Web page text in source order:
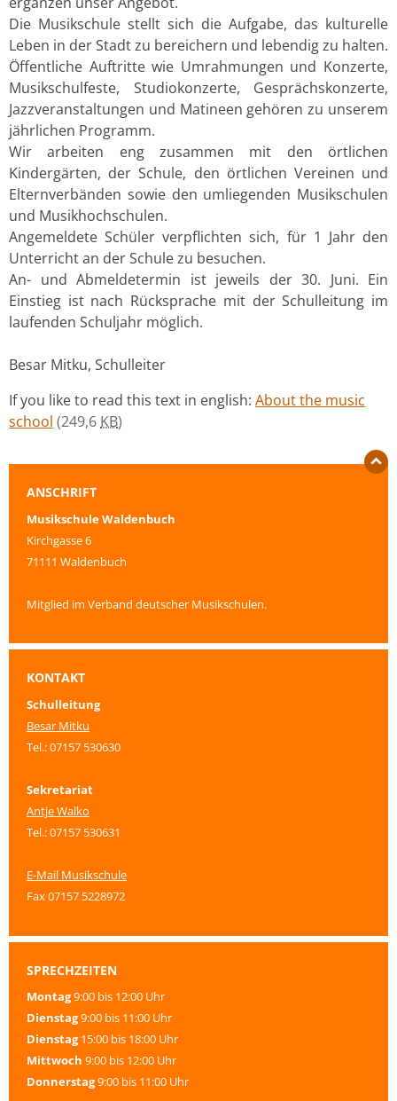
Die Musikschule stellt sich die Aufgabe, das kulturelle
Leben in der Stadt zu bereichern und lebendig zu halten.
Öffentliche Auftritte wie Umrahmungen und Konzerte,
Musikschulfeste, Studiokonzerte, Gesprächskonzerte,
Jazzveranstaltungen und Matineen gehören zu unserem
jährlichen Programm.
Wir arbeiten eng zusammen mit den örtlichen
Kindergärten, der Schule, den örtlichen Vereinen und
Elternverbänden sowie den umliegenden Musikschulen
und Musikhochschulen.
Angemeldete Schüler verpflichten sich, für 1 Jahr den
Unterricht an der Schule zu besuchen.
An- und Abmeldetermin ist jeweils der 30. Juni. Ein
Einstieg ist nach Rücksprache mit der Schulleitung im
laufenden Schuljahr möglich.
Besar Mitku, Schulleiter
If you like to read this text in english: About the music
school (249,6 KB)
ANSCHRIFT
Musikschule Waldenbuch
Kirchgasse 6
71111 Waldenbuch
Mitglied im Verband deutscher Musikschulen.
KONTAKT
Schulleitung
Besar Mitku
Tel.: 07157 530630
Sekretariat
Antje Walko
Tel.: 07157 530631
E-Mail Musikschule
Fax 07157 5228972
SPRECHZEITEN
Montag9:00 bis 12:00 Uhr
Dienstag9:00 bis 11:00 Uhr
Dienstag15:00 bis 18:00 Uhr
Mittwoch 9:00 bis 12:00 Uhr
Donnerstag9:00 bis 11:00 Uhr